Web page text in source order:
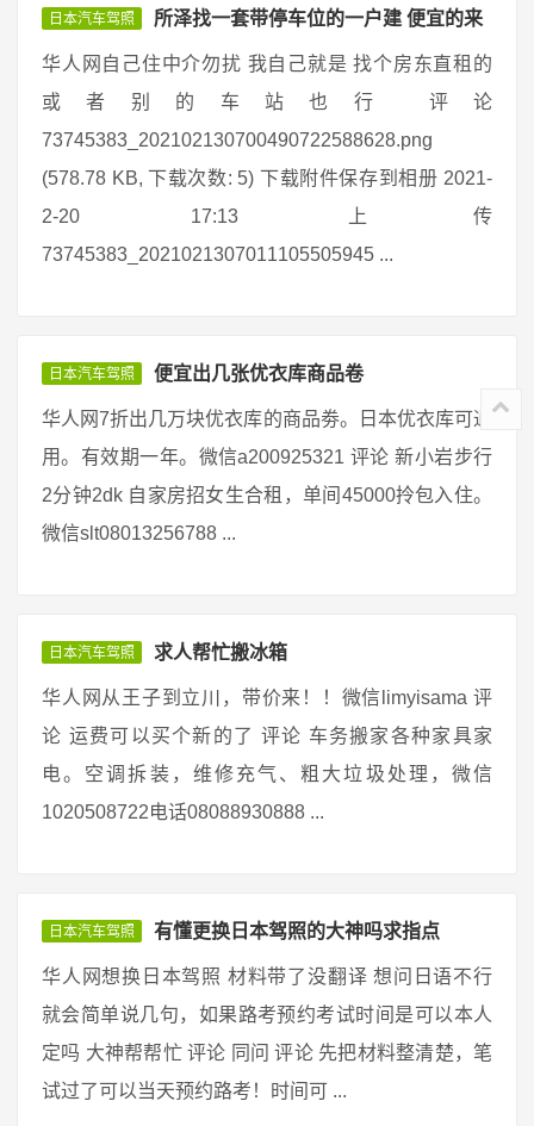
日本汽车驾照 所泽找一套带停车位的一户建 便宜的来
华人网自己住中介勿扰 我自己就是 找个房东直租的
或者别的车站也行 评论
73745383_202102130700490722588628.png
(578.78 KB, 下载次数: 5) 下载附件保存到相册 2021-
2-20 17:13 上传
73745383_2021021307011105505945 ...
日本汽车驾照 便宜出几张优衣库商品卷
华人网7折出几万块优衣库的商品劵。日本优衣库可通
用。有效期一年。微信a200925321 评论 新小岩步行
2分钟2dk 自家房招女生合租，单间45000拎包入住。
微信slt08013256788 ...
日本汽车驾照 求人帮忙搬冰箱
华人网从王子到立川，带价来！！微信limyisama 评
论 运费可以买个新的了 评论 车务搬家各种家具家
电。空调拆装，维修充气、粗大垃圾处理，微信
1020508722电话08088930888 ...
日本汽车驾照 有懂更换日本驾照的大神吗求指点
华人网想换日本驾照 材料带了没翻译 想问日语不行
就会简单说几句，如果路考预约考试时间是可以本人
定吗 大神帮帮忙 评论 同问 评论 先把材料整清楚，笔
试过了可以当天预约路考！时间可 ...